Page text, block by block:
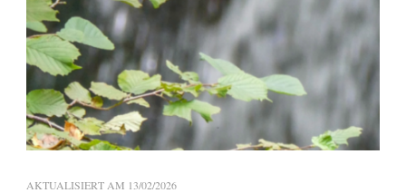
AKTUALISIERT AM 13/02/2026